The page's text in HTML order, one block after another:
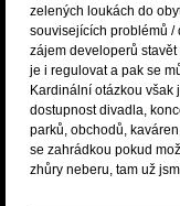
zelených loukách do
souvisejících problémů /
zájem developerů
je i regulovat a pak se
Kardinální otázkou však
dostupnost divadla,
parků, obchodů,
se zahrádkou pokud
zhůry neberu, tam už